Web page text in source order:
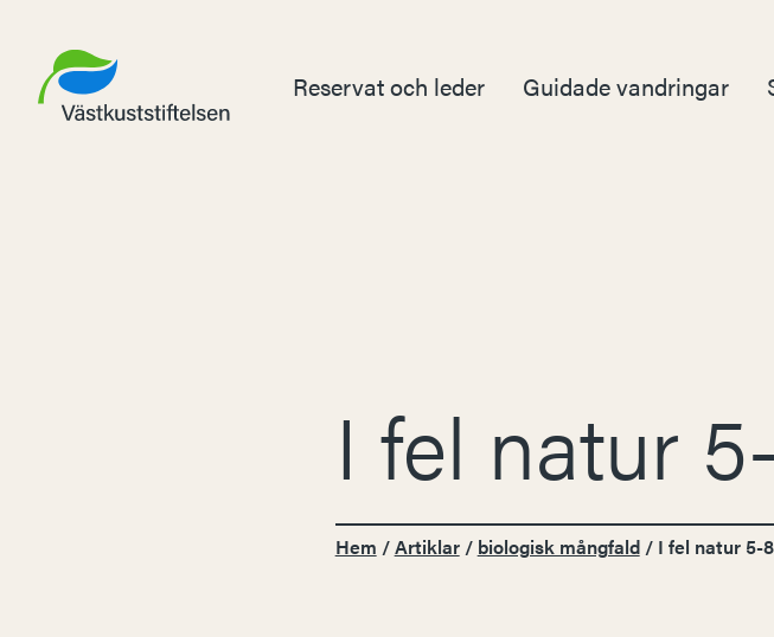
Reservat och leder Guidade vandringar
I fel natur
Hem /Artiklar/ biologisk mångfald/ I fel natur 5-